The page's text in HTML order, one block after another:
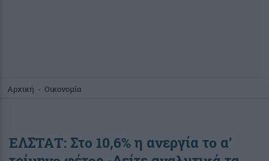
Αρχική - Οικονομία
ΕΛΣΤΑΤ: Στο 10,6% η ανεργία το α’